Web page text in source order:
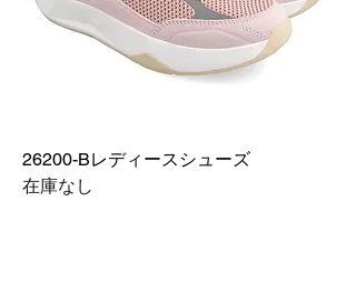
26200-Bレディースシューズ
在庫なし